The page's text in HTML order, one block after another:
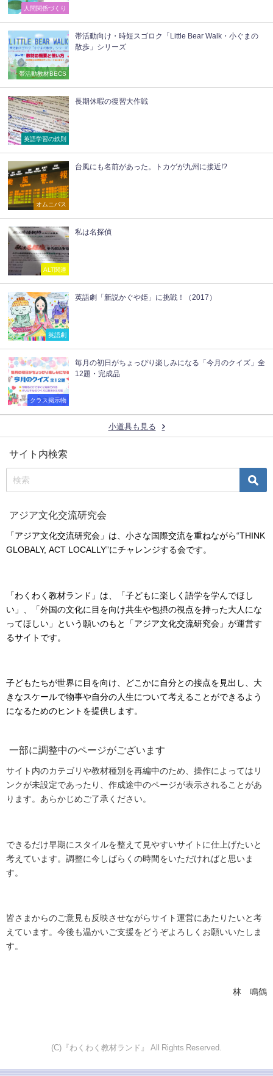
人間関係づくり
帯活動教材BECS
帯活動向け・時短スゴロク「Little Bear Walk・小ぐまの
散歩」シリーズ
英語学習の鉄則
長期休暇の復習大作戦
オムニバス
台風にも名前があった。トカゲが九州に接近!?
ALT関連
私は名探偵
英語劇
英語劇「新説かぐや姫」に挑戦！（2017）
クラス掲示物
毎月の初日がちょっぴり楽しみになる「今月のクイズ」全
12題・完成品
小道具も見る
サイト内検索
アジア文化交流研究会
「アジア文化交流研究会」は、小さな国際交流を重ねながら“THINK
GLOBALY, ACT LOCALLY”にチャレンジする会です。
「わくわく教材ランド」は、「子どもに楽しく語学を学んでほし
い」、「外国の文化に目を向け共生や包摂の視点を持った大人にな
ってほしい」という願いのもと「アジア文化交流研究会」が運営す
るサイトです。
子どもたちが世界に目を向け、どこかに自分との接点を見出し、大
きなスケールで物事や自分の人生について考えることができるよう
になるためのヒントを提供します。
一部に調整中のページがございます
サイト内のカテゴリや教材種別を再編中のため、操作によってはリ
ンクが未設定であったり、作成途中のページが表示されることがあ
ります。あらかじめご了承ください。
できるだけ早期にスタイルを整えて見やすいサイトに仕上げたいと
考えています。調整に今しばらくの時間をいただければと思いま
す。
皆さまからのご意見も反映させながらサイト運営にあたりたいと考
えています。今後も温かいご支援をどうぞよろしくお願いいたしま
す。
林 鳴鶴
(C)『わくわく教材ランド』 All Rights Reserved.